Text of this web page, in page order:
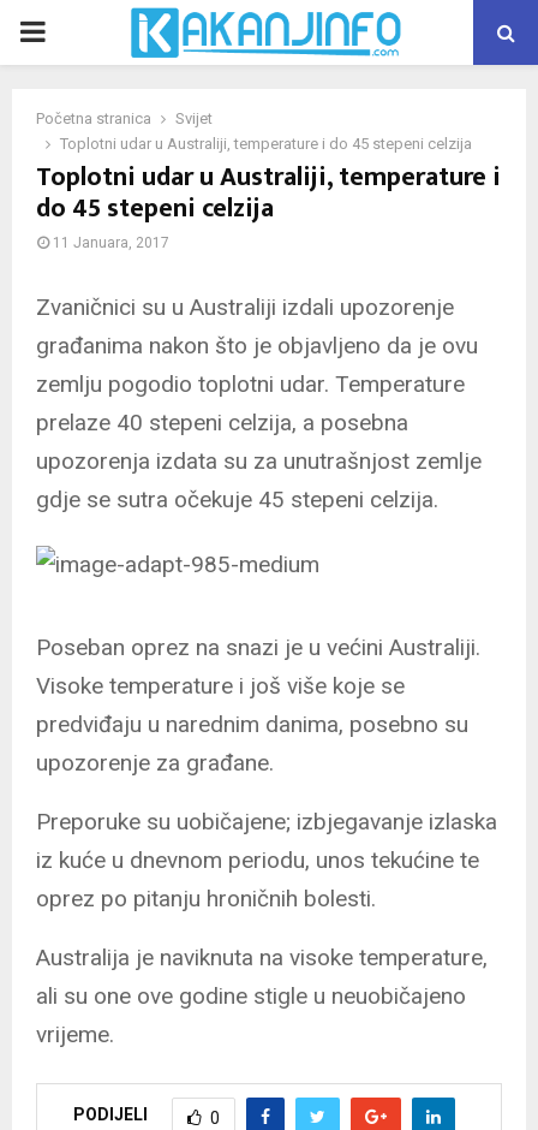
PRIMARY
Početna stranica
Svijet
Toplotni udar u Australiji, temperature i do 45 stepeni celzija
Toplotni udar u Australiji, temperature i
do 45 stepeni celzija
11 Januara, 2017
Zvaničnici su u Australiji izdali upozorenje
građanima nakon što je objavljeno da je ovu
zemlju pogodio toplotni udar. Temperature
prelaze 40 stepeni celzija, a posebna
upozorenja izdata su za unutrašnjost zemlje
gdje se sutra očekuje 45 stepeni celzija.
Poseban oprez na snazi je u većini Australiji.
Visoke temperature i još više koje se
predviđaju u narednim danima, posebno su
upozorenje za građane.
Preporuke su uobičajene; izbjegavanje izlaska
iz kuće u dnevnom periodu, unos tekućine te
oprez po pitanju hroničnih bolesti.
Australija je naviknuta na visoke temperature,
ali su one ove godine stigle u neuobičajeno
vrijeme.
PODIJELI 0